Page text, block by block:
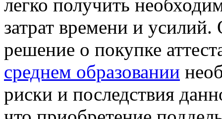
легко получить
затрат времени и
решение о покупке
среднем образовании
риски и последствия